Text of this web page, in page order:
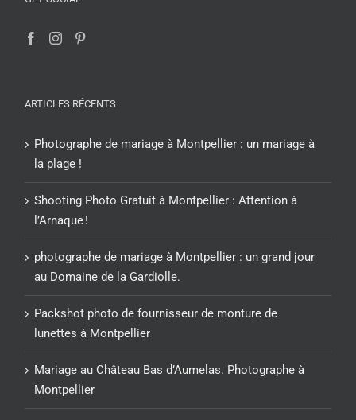
ARTICLES RÉCENTS
Photographe de mariage à Montpellier : un mariage à
la plage !
Shooting Photo Gratuit à Montpellier : Attention à
l’Arnaque !
photographe de mariage à Montpellier : un grand jour
au Domaine de la Gardiolle.
Packshot photo de fournisseur de monture de
lunettes à Montpellier
Mariage au Château Bas d’Aumelas. Photographe à
Montpellier